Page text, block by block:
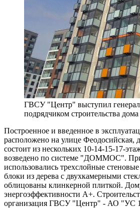
ГВСУ "Центр" выступил
подрядчиком строительства дома
Построенное и введенное в
расположено на улице Феодосийская,
состоит из нескольких 10-14-15-17-
возведено по системе "ДОММОС". При
использовались трехслойные
блоки из дерева с двухкамерными
облицованы клинкерной плиткой.
энергоэффективности А+.
организация ГВСУ "Центр" - АО "УС